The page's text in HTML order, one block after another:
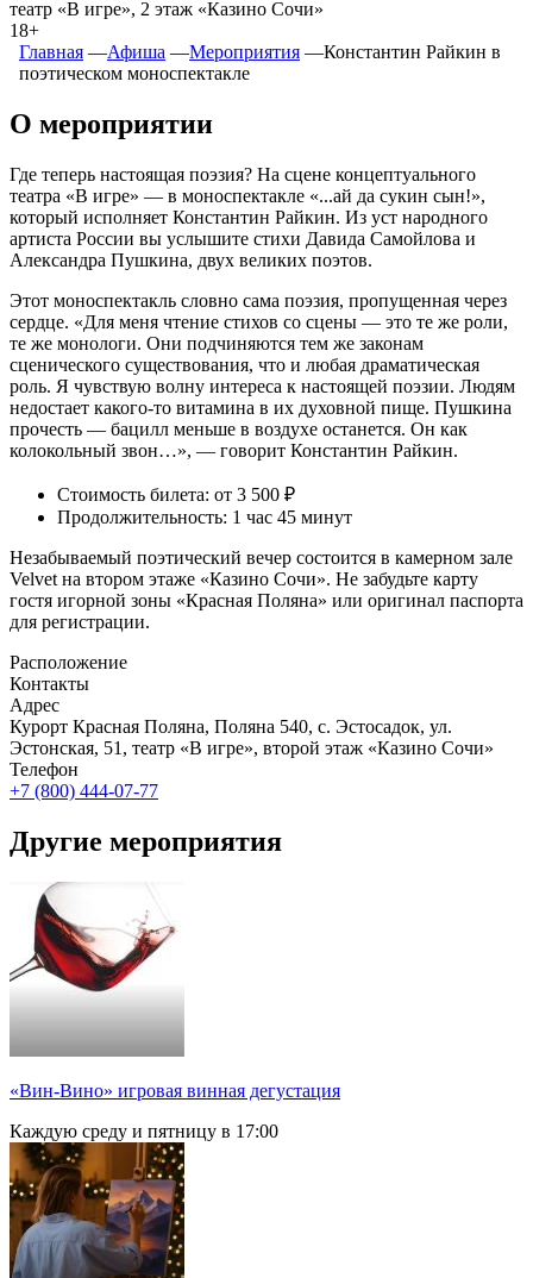
театр «В игре», 2 этаж «Казино Сочи»
18+
Главная ―Афиша ―Мероприятия ―Константин Райкин в
поэтическом моноспектакле
О мероприятии
Где теперь настоящая поэзия? На сцене концептуального
театра «В игре» — в моноспектакле «...ай да сукин сын!»,
который исполняет Константин Райкин. Из уст народного
артиста России вы услышите стихи Давида Самойлова и
Александра Пушкина, двух великих поэтов.
Этот моноспектакль словно сама поэзия, пропущенная через
сердце. «Для меня чтение стихов со сцены — это те же роли,
те же монологи. Они подчиняются тем же законам
сценического существования, что и любая драматическая
роль. Я чувствую волну интереса к настоящей поэзии. Людям
недостает какого-то витамина в их духовной пище. Пушкина
прочесть — бацилл меньше в воздухе останется. Он как
колокольный звон…», — говорит Константин Райкин.
Стоимость билета: от 3 500 ₽
Продолжительность: 1 час 45 минут
Незабываемый поэтический вечер состоится в камерном зале
Velvet на втором этаже «Казино Сочи». Не забудьте карту
гостя игорной зоны «Красная Поляна» или оригинал паспорта
для регистрации.
Расположение
Контакты
Адрес
Курорт Красная Поляна, Поляна 540, с. Эстосадок, ул.
Эстонская, 51, театр «В игре», второй этаж «Казино Сочи»
Телефон
+7 (800) 444-07-77
Другие мероприятия
«Вин-Вино» игровая винная дегустация
Каждую среду и пятницу в 17:00